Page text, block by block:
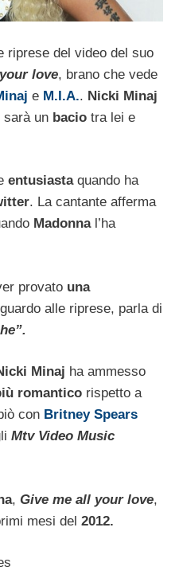
riprese del video del suo
love, brano che vede
e M.I.A.. Nicki Minaj
sarà un bacio tra lei e
entusiastaquando ha
. La cantante afferma
Madonnal’ha
provato una
alle riprese, parla di
Minaj ha ammesso
romantico rispetto a
con Britney Spears
Mtv Video Music
, Give me all your love,
mesi del 2012.